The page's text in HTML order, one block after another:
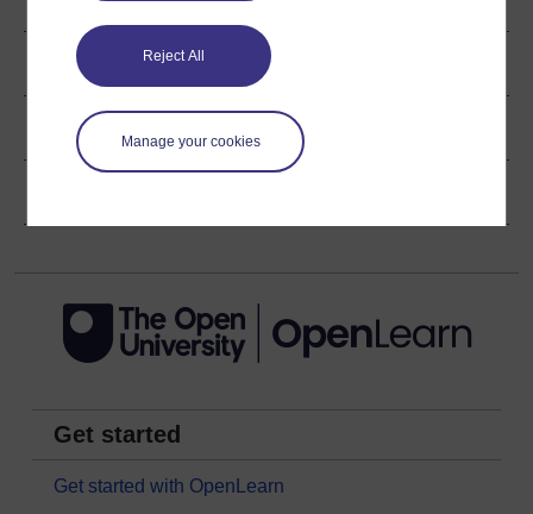
Reject All
Manage your cookies
Sgorau a Sylwadau
Rhannu'r cwrs am ddim hwn
Get started
Get started with OpenLearn